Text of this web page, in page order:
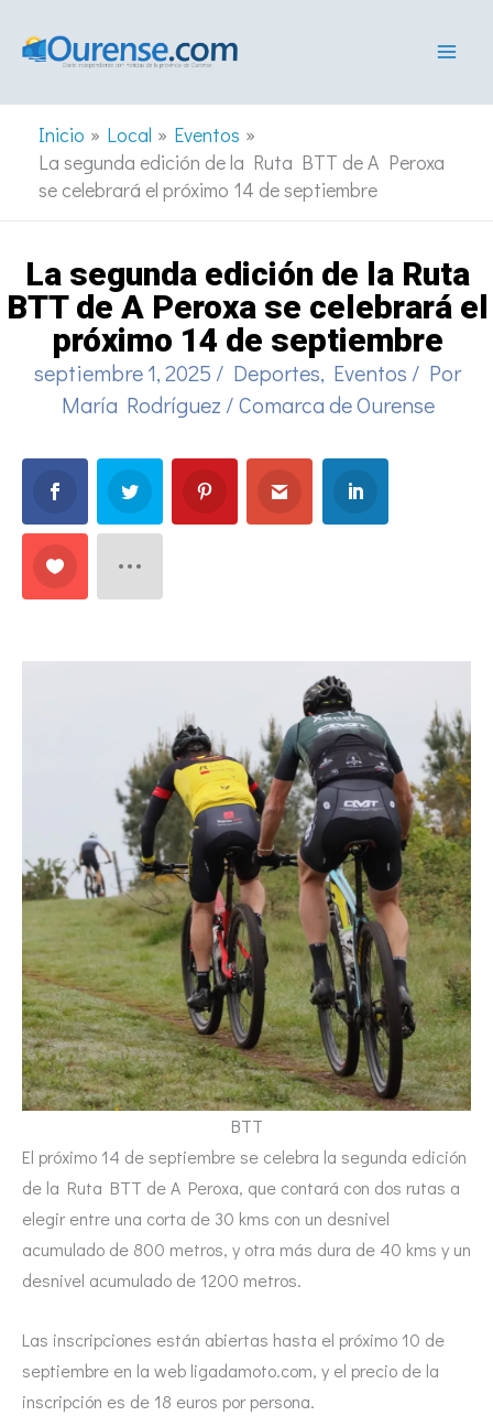
Inicio Local
Eventos
La segunda edición de la Ruta BTT de A Peroxa
se celebrará el próximo 14 de septiembre
La segunda edición de la Ruta
BTT de A Peroxa se celebrará el
próximo 14 de septiembre
septiembre 1, 2025 / Deportes, Eventos / Por
María Rodríguez /Comarca de Ourense
BTT
El próximo 14 de septiembre se celebra la segunda edición
de la Ruta BTT de A Peroxa, que contará con dos rutas a
elegir entre una corta de 30 kms con un desnivel
acumulado de 800 metros, y otra más dura de 40 kms y un
desnivel acumulado de 1200 metros.
Las inscripciones están abiertas hasta el próximo 10 de
septiembre en la web ligadamoto.com, y el precio de la
inscripción es de 18 euros por persona.